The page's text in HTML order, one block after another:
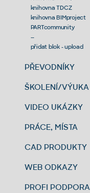
knihovna TDCZ
knihovna BIMproject
PARTcommunity
--
přidat blok - upload
PŘEVODNÍKY
ŠKOLENÍ/VÝUKA
VIDEO UKÁZKY
PRÁCE, MÍSTA
CAD PRODUKTY
WEB ODKAZY
PROFI PODPORA